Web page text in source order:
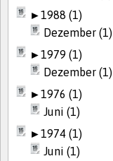
►1988 (1)
Dezember (1)
►1979 (1)
Dezember (1)
►1976 (1)
Juni (1)
►1974 (1)
Juni (1)